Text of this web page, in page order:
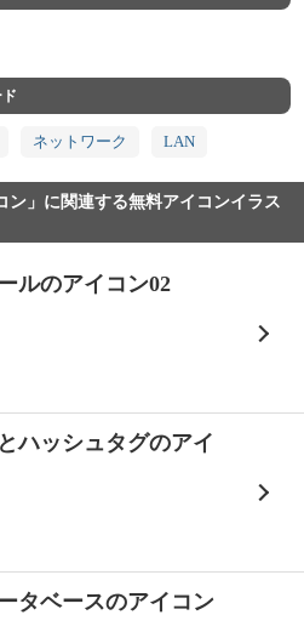
ネットワーク LAN
ン」に関連する無料アイコンイラス
ルのアイコン02
ハッシュタグのアイ
タベースのアイコン